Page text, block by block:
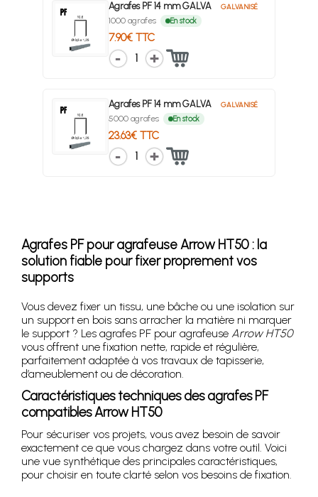
Agrafes PF 14 mm GALVA GALVANISÉ
1000 agrafes En stock
7.90€ TTC
1
Agrafes PF 14 mm GALVA GALVANISÉ
5000 agrafes En stock
23.63€ TTC
1
Agrafes PF pour agrafeuse Arrow HT50 : la
solution fiable pour fixer proprement vos
supports
Vous devez fixer un tissu, une bâche ou une isolation sur
un support en bois sans arracher la matière ni marquer
le support ? Les agrafes PF pour agrafeuse Arrow HT50
vous offrent une fixation nette, rapide et régulière,
parfaitement adaptée à vos travaux de tapisserie,
d’ameublement ou de décoration.
Caractéristiques techniques des agrafes PF
compatibles Arrow HT50
Pour sécuriser vos projets, vous avez besoin de savoir
exactement ce que vous chargez dans votre outil. Voici
une vue synthétique des principales caractéristiques,
pour choisir en toute clarté selon vos besoins de fixation.